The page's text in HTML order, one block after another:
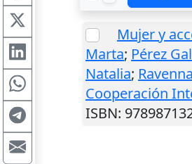
Mujer y
Marta; Pérez
Natalia;
Cooperación
ISBN: